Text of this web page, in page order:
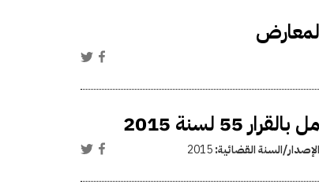
لسنة 2015
السنة القضائية:2015